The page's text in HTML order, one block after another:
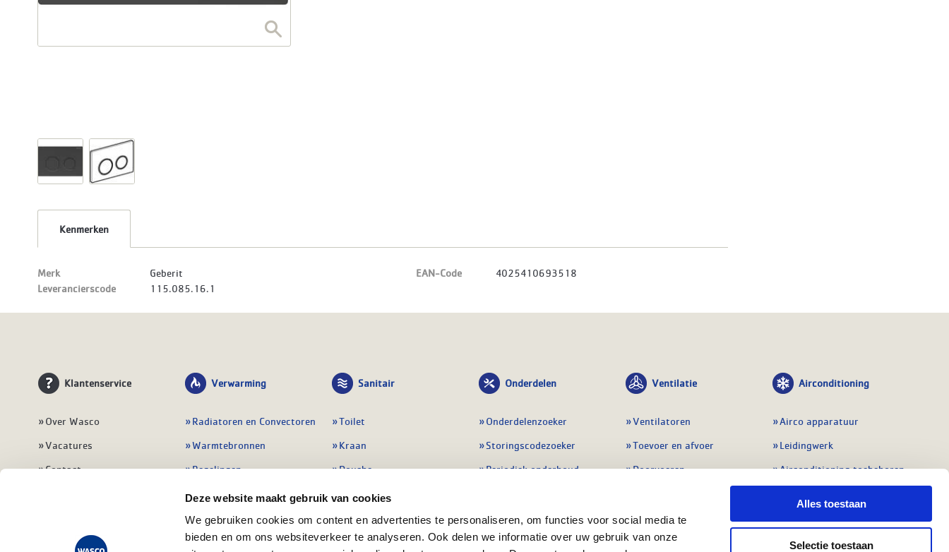
Deze website maakt gebruik van cookies
We gebruiken cookies om content en advertenties te personaliseren, om functies voor social media te
bieden en om ons websiteverkeer te analyseren. Ook delen we informatie over uw gebruik van onze
Alles toestaan
Selectie toestaan
Kenmerken
Merk
Geberit
Leverancierscode
115.085.16.1
EAN-Code 4025410693518
Klantenservice
Over Wasco
Vacatures
Contact
Klant worden
Verwarming
Radiatoren en Convectoren
Warmtebronnen
Regelingen
Vloerverwarming
Leidingwerk
Warmwatertoestellen
Sanitair
Toilet
Kraan
Douche
Wastafel
Badmeubel
Afvoeren
Onderdelen
Onderdelenzoeker
Storingscodezoeker
Periodiek onderhoud
Regelapparatuur
Preventie & detectie
Ventilatie
Ventilatoren
Toevoer en afvoer
Doorvoeren
Service & onderhoud
Regelingen
Airconditioning
Airco apparatuur
Leidingwerk
Airconditioning toebehoren
meetapparatuur
Service en onderhoud